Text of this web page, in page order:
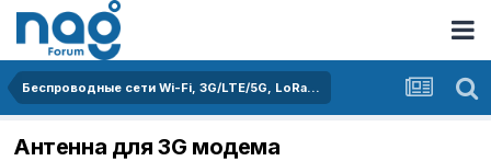
Беспроводные сети Wi-Fi, 3G/LTE/5G, LoRa...
Антенна для 3G модема